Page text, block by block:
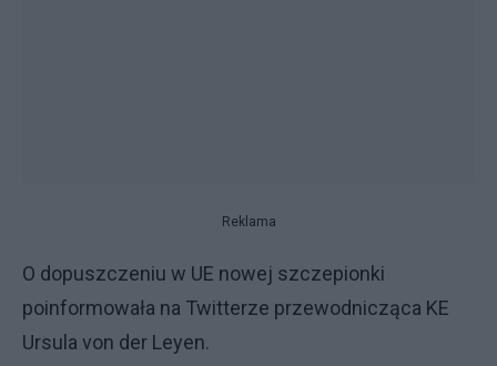
Reklama
O dopuszczeniu w UE nowej szczepionki
poinformowała na Twitterze przewodnicząca KE
Ursula von der Leyen.